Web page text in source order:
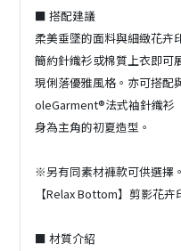
■ 搭配建議
柔美垂墜的面料與細緻花卉
簡約針織衫或棉質上衣即可
現俐落優雅風格。亦可搭配
oleGarment®法式袖針織衫
身為主角的初夏造型。
※另有同素材褲款可供選擇。
【Relax Bottom】剪影花卉
■ 材質介紹